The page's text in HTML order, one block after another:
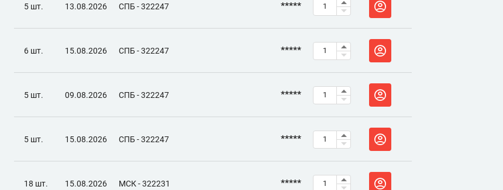
5 шт. 13.08.2026 СПБ - 322247 *****
6 шт. 15.08.2026 СПБ - 322247 *****
5 шт. 09.08.2026 СПБ - 322247 *****
5 шт. 15.08.2026 СПБ - 322247 *****
18 шт. 15.08.2026 МСК - 322231 *****